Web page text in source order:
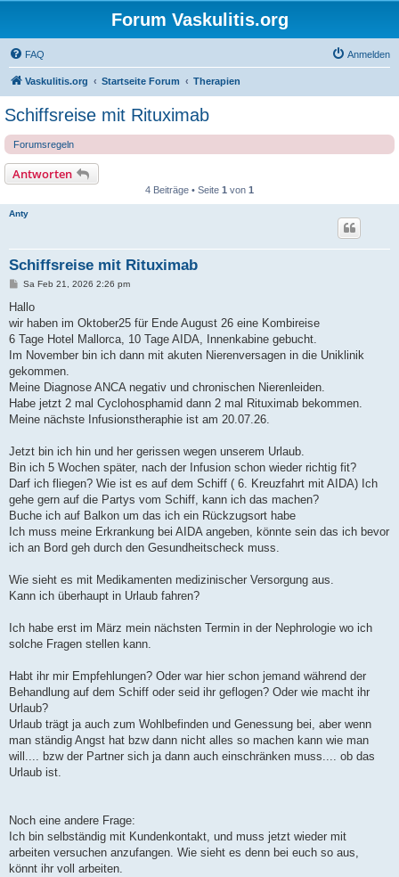
Forum Vaskulitis.org
FAQ Anmelden
Vaskulitis.org Startseite Forum Therapien
Schiffsreise mit Rituximab
Forumsregeln
Antworten
4 Beiträge • Seite 1 von 1
Anty
Schiffsreise mit Rituximab
B
i
r
a
Sa Feb 21, 2026 2:26 pm
Hallo
wir haben im Oktober25 für Ende August 26 eine Kombireise
6 Tage Hotel Mallorca, 10 Tage AIDA, Innenkabine gebucht.
Im November bin ich dann mit akuten Nierenversagen in die Uniklinik
gekommen.
Meine Diagnose ANCA negativ und chronischen Nierenleiden.
Habe jetzt 2 mal Cyclohosphamid dann 2 mal Rituximab bekommen.
Meine nächste Infusionstheraphie ist am 20.07.26.
Jetzt bin ich hin und her gerissen wegen unserem Urlaub.
Bin ich 5 Wochen später, nach der Infusion schon wieder richtig fit?
Darf ich fliegen? Wie ist es auf dem Schiff ( 6. Kreuzfahrt mit AIDA) Ich
gehe gern auf die Partys vom Schiff, kann ich das machen?
Buche ich auf Balkon um das ich ein Rückzugsort habe
Ich muss meine Erkrankung bei AIDA angeben, könnte sein das ich bevor
ich an Bord geh durch den Gesundheitscheck muss.
Wie sieht es mit Medikamenten medizinischer Versorgung aus.
Kann ich überhaupt in Urlaub fahren?
Ich habe erst im März mein nächsten Termin in der Nephrologie wo ich
solche Fragen stellen kann.
Habt ihr mir Empfehlungen? Oder war hier schon jemand während der
Behandlung auf dem Schiff oder seid ihr geflogen? Oder wie macht ihr
Urlaub?
Urlaub trägt ja auch zum Wohlbefinden und Genessung bei, aber wenn
man ständig Angst hat bzw dann nicht alles so machen kann wie man
will.... bzw der Partner sich ja dann auch einschränken muss.... ob das
Urlaub ist.
Noch eine andere Frage:
Ich bin selbständig mit Kundenkontakt, und muss jetzt wieder mit
arbeiten versuchen anzufangen. Wie sieht es denn bei euch so aus,
könnt ihr voll arbeiten.